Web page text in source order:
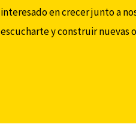
interesado en crecer junto a
escucharte y construir nuevas